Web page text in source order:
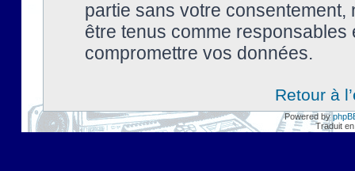
partie sans votre
être tenus comme
compromettre vos données.
Retour à
Powered by
Traduit